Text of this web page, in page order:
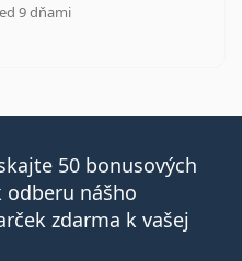
9 dňami
4 z 5
50 bonusových
odberu nášho
zdarma k vašej